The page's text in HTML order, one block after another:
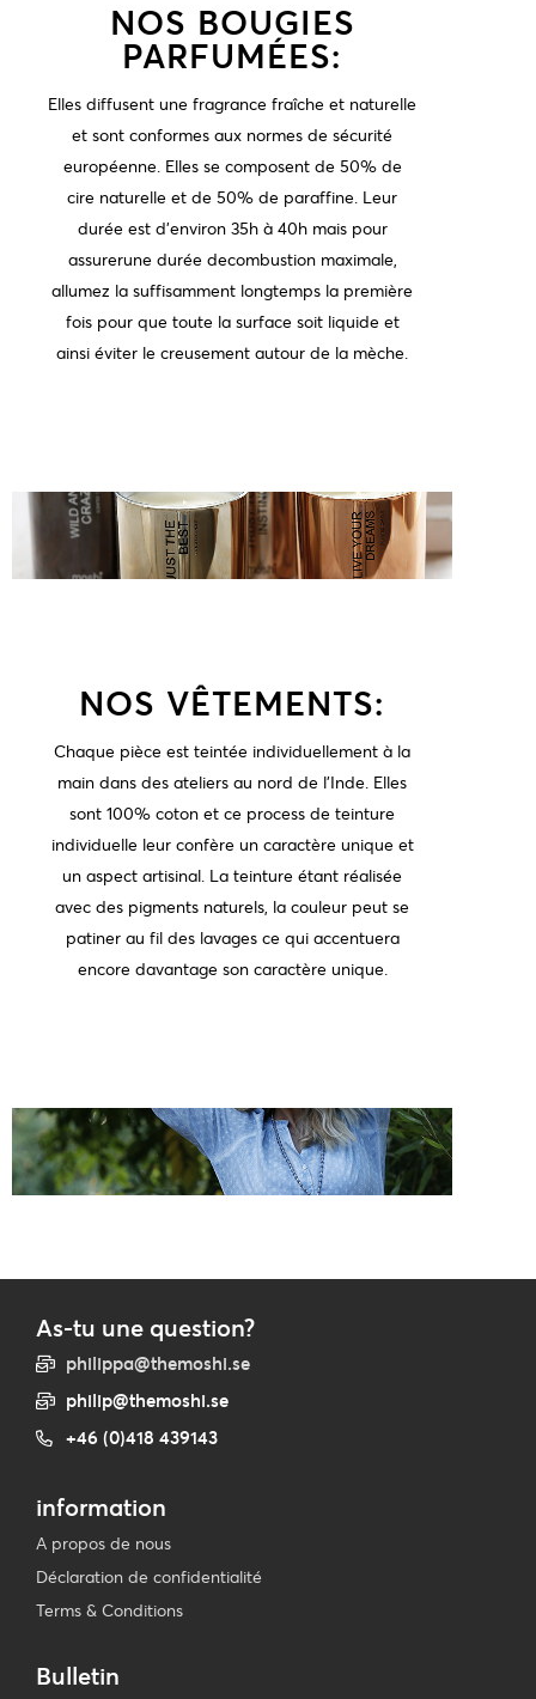
NOS BOUGIES
PARFUMÉES:
Elles diffusent une fragrance fraîche et naturelle
et sont conformes aux normes de sécurité
européenne. Elles se composent de 50% de
cire naturelle et de 50% de paraffine. Leur
durée est d'environ 35h à 40h mais pour
assurerune durée decombustion maximale,
allumez la suffisamment longtemps la première
fois pour que toute la surface soit liquide et
ainsi éviter le creusement autour de la mèche.
NOS VÊTEMENTS:
Chaque pièce est teintée individuellement à la
main dans des ateliers au nord de l'Inde. Elles
sont 100% coton et ce process de teinture
individuelle leur confère un caractère unique et
un aspect artisinal. La teinture étant réalisée
avec des pigments naturels, la couleur peut se
patiner au fil des lavages ce qui accentuera
encore davantage son caractère unique.
As-tu une question?
philippa@themoshi.se
philip@themoshi.se
+46 (0)418 439143
information
A propos de nous
Déclaration de confidentialité
Terms & Conditions
Bulletin